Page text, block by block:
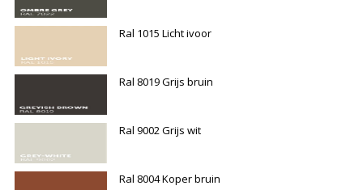
Ral 1015 Licht ivoor
Ral 8019 Grijs bruin
Ral 9002 Grijs wit
Ral 8004 Koper bruin